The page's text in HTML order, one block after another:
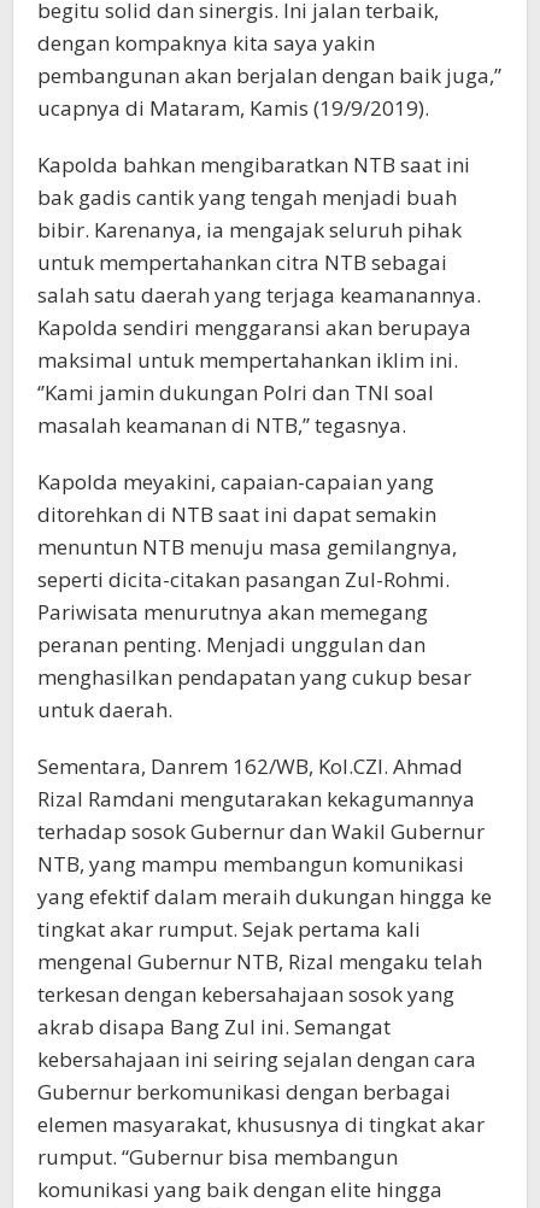
begitu solid dan sinergis. Ini jalan terbaik,
dengan kompaknya kita saya yakin
pembangunan akan berjalan dengan baik juga,’’
ucapnya di Mataram, Kamis (19/9/2019).
Kapolda bahkan mengibaratkan NTB saat ini
bak gadis cantik yang tengah menjadi buah
bibir. Karenanya, ia mengajak seluruh pihak
untuk mempertahankan citra NTB sebagai
salah satu daerah yang terjaga keamanannya.
Kapolda sendiri menggaransi akan berupaya
maksimal untuk mempertahankan iklim ini.
‘’Kami jamin dukungan Polri dan TNI soal
masalah keamanan di NTB,’’ tegasnya.
Kapolda meyakini, capaian-capaian yang
ditorehkan di NTB saat ini dapat semakin
menuntun NTB menuju masa gemilangnya,
seperti dicita-citakan pasangan Zul-Rohmi.
Pariwisata menurutnya akan memegang
peranan penting. Menjadi unggulan dan
menghasilkan pendapatan yang cukup besar
untuk daerah.
Sementara, Danrem 162/WB, Kol.CZI. Ahmad
Rizal Ramdani mengutarakan kekagumannya
terhadap sosok Gubernur dan Wakil Gubernur
NTB, yang mampu membangun komunikasi
yang efektif dalam meraih dukungan hingga ke
tingkat akar rumput. Sejak pertama kali
mengenal Gubernur NTB, Rizal mengaku telah
terkesan dengan kebersahajaan sosok yang
akrab disapa Bang Zul ini. Semangat
kebersahajaan ini seiring sejalan dengan cara
Gubernur berkomunikasi dengan berbagai
elemen masyarakat, khususnya di tingkat akar
rumput. “Gubernur bisa membangun
komunikasi yang baik dengan elite hingga